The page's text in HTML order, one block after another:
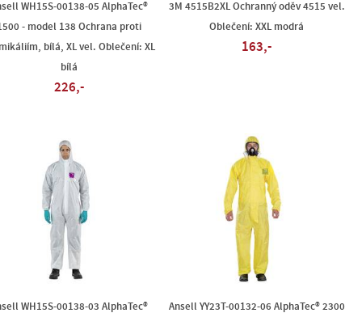
WH15S-00138-05 AlphaTec®
- model 138 Ochrana proti
bílá, XL vel. Oblečení: XL
bílá
226,-
3M 4515B2XL Ochranný oděv 4515 vel.
Oblečení: XXL modrá
163,-
WH15S-00138-03 AlphaTec®
Ansell YY23T-00132-06 AlphaTec® 2300